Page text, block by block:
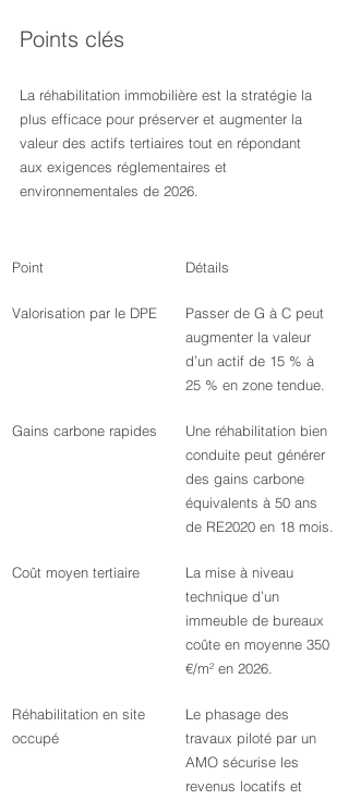
Points clés
La réhabilitation immobilière est la stratégie la
plus efficace pour préserver et augmenter la
valeur des actifs tertiaires tout en répondant
aux exigences réglementaires et
environnementales de 2026.
Point Détails
Valorisation par le DPE
Passer de G à C peut
augmenter la valeur
d’un actif de 15 % à
25 % en zone tendue.
Gains carbone rapides
Une réhabilitation bien
conduite peut générer
des gains carbone
équivalents à 50 ans
de RE2020 en 18 mois.
Coût moyen tertiaire
La mise à niveau
technique d’un
immeuble de bureaux
coûte en moyenne 350
€/m² en 2026.
Réhabilitation en site
occupé
Le phasage des
travaux piloté par un
AMO sécurise les
revenus locatifs et